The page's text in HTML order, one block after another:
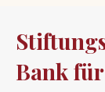
Bank